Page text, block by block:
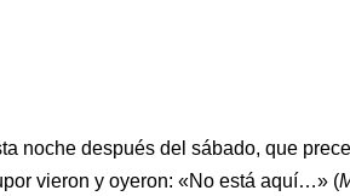
noche después del sábado, que
vieron y oyeron: «No está aquí…» (